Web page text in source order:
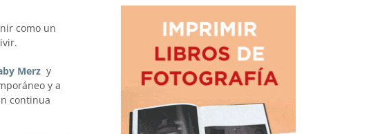
como un
Merz y
y a
continua